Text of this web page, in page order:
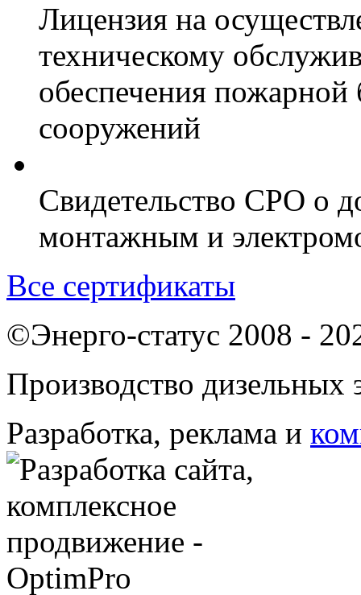
Лицензия на
техническому
обеспечения пожарной
сооружений
Свидетельство СРО о
монтажным и
Все сертификаты
©Энерго-статус 2008 -
Производство дизельных
Разработка, реклама и